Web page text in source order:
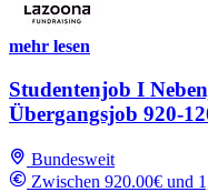
mehr lesen
Studentenjob I
Übergangsjob 920-
Bundesweit
Zwischen 920.00€ und